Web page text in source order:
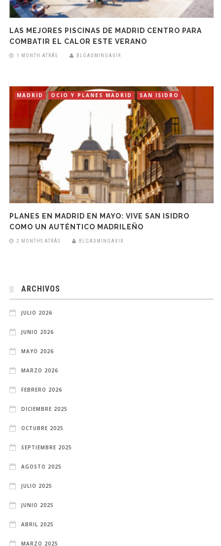
LAS MEJORES PISCINAS DE MADRID CENTRO PARA
COMBATIR EL CALOR ESTE VERANO
1 MONTH ATRÁS BLGADMINGAVIR
MADRID OCIO Y PLANES MADRID SAN ISIDRO
PLANES EN MADRID EN MAYO: VIVE SAN ISIDRO
COMO UN AUTÉNTICO MADRILEÑO
2 MONTHS ATRÁS BLGADMINGAVIR
ARCHIVOS
JULIO 2026
JUNIO 2026
MAYO 2026
MARZO 2026
FEBRERO 2026
DICIEMBRE 2025
OCTUBRE 2025
SEPTIEMBRE 2025
AGOSTO 2025
JULIO 2025
JUNIO 2025
ABRIL 2025
MARZO 2025